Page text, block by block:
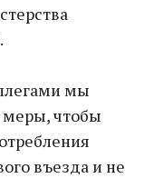
мы
чтобы
въезда и не